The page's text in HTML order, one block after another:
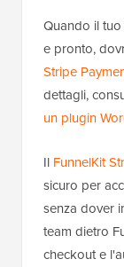
Quando il
e pronto,
Stripe
dettagli,
un plugin
Il FunnelKit
sicuro per
senza dover
team dietro
checkout e